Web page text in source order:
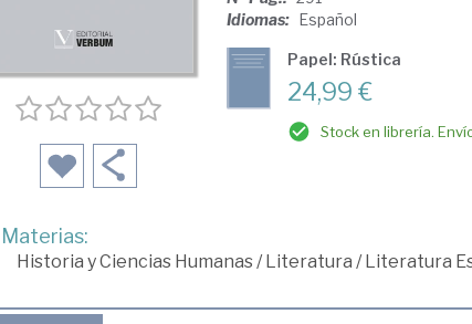
Idiomas: Español
Papel: Rústica
24,99 €
Stock en librería.
Materias:
Historia y Ciencias Humanas/ Literatura / Literatura